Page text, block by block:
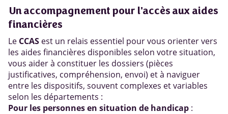
Un accompagnement pour l'accès aux aides
financières
Le CCAS est un relais essentiel pour vous orienter vers
les aides financières disponibles selon votre situation,
vous aider à constituer les dossiers (pièces
justificatives, compréhension, envoi) et à naviguer
entre les dispositifs, souvent complexes et variables
selon les départements :
Pour les personnes en situation de handicap :